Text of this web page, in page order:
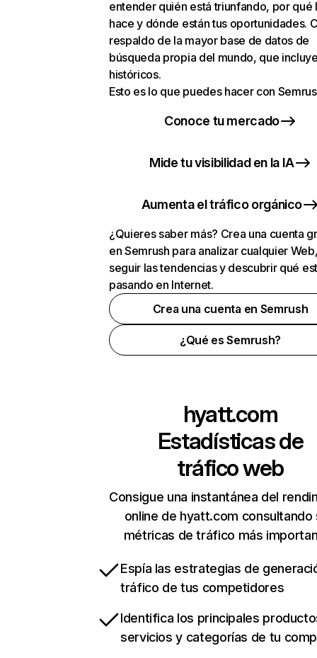
entender quién está triunfando, por qué
hace y dónde están tus oportunidades.
respaldo de la mayor base de datos de
búsqueda propia del mundo, que
históricos.
Esto es lo que puedes hacer con
Conoce tu mercado
Mide tu visibilidad en la IA
Aumenta el tráfico orgánico
¿Quieres saber más? Crea una cuenta
en Semrush para analizar cualquier
seguir las tendencias y descubrir qué
pasando en Internet.
Crea una cuenta en Semrush
¿Qué es Semrush?
hyatt.com
Estadísticas de
tráfico web
Consigue una instantánea del
online de hyatt.com consultando
métricas de tráfico más
Espía las estrategias de
tráfico de tus competidores
Identifica los principales
servicios y categorías de tu